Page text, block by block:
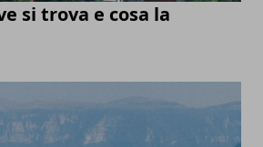
si trova e cosa la